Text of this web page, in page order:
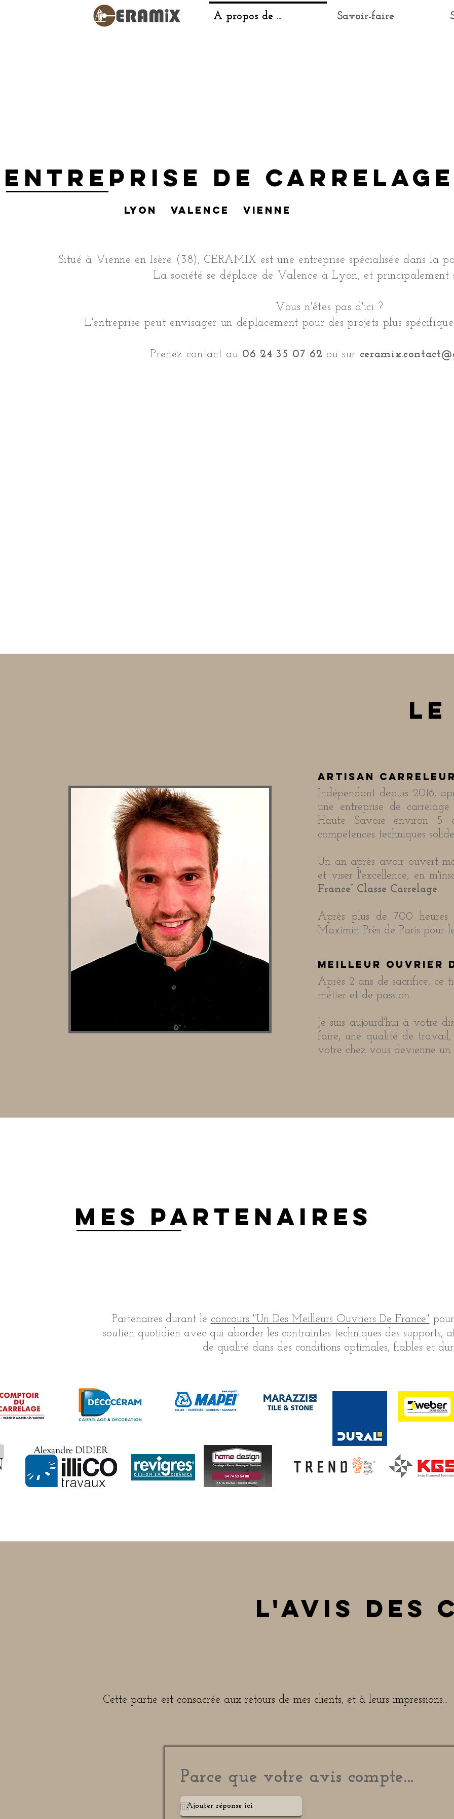
A propos de ... Savoir-faire
ENTREPRISE DE CARRELAGE
lyon valence vienne
Situé à Vienne en Isère (38), CERAMIX est une entreprise spécialisée dans la
La société se déplace de Valence à Lyon, et principalement
Vous n'êtes pas d'ici ?
L'entreprise peut envisager un déplacement pour des projets plus
Prenez contact au 06 24 35 07 62 ou sur
le
artisan
Indépendant depuis 2016,
une entreprise de
Haute Savoie environ 5
compétences techniques
Un an après avoir ouvert
et viser l'excellence, en
France” Classe Carrelage.
Après plus de 700
Maximin Près de Paris pour
meilleur ouvrier
Après 2 ans de sacrifice, ce
métier et de passion.
Je suis aujourd'hui à votre
faire, une qualité de
votre chez vous devienne
mes partenaires
Partenaires durant le concours "Un Des Meilleurs Ouvriers De France"
soutien quotidien avec qui aborder les contraintes techniques des supports,
de qualité dans des conditions optimales, fiables et
l'avis des
Cette partie est consacrée aux retours de mes clients, et à leurs impressions...
Parce que votre avis compte...